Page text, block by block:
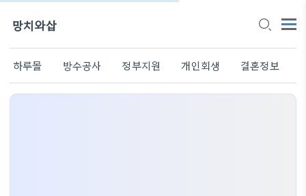
망치와삽
하루몰 방수공사 정부지원 개인회생 결혼정보